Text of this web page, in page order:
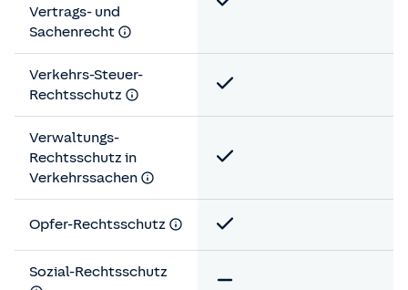
Vertrags- und
Sachenrecht
Verkehrs-Steuer-
Rechtsschutz
Verwaltungs-
Rechtsschutz in
Verkehrssachen
Opfer-Rechtsschutz
Sozial-Rechtsschutz